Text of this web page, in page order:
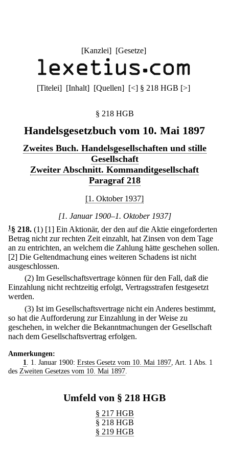
[Kanzlei] [Gesetze]
[Titelei] [Inhalt] [Quellen] [<] § 218 HGB [>]
§ 218 HGB
Handelsgesetzbuch vom 10. Mai 1897
Zweites Buch. Handelsgesellschaften und stille
Gesellschaft
Zweiter Abschnitt. Kommanditgesellschaft
Paragraf 218
[1. Oktober 1937]
[1. Januar 1900–1. Oktober 1937]
1 § 218. (1) [1] Ein Aktionär, der den auf die Aktie eingeforderten
Betrag nicht zur rechten Zeit einzahlt, hat Zinsen von dem Tage
an zu entrichten, an welchem die Zahlung hätte geschehen sollen.
[2] Die Geltendmachung eines weiteren Schadens ist nicht
ausgeschlossen.
(2) Im Gesellschaftsvertrage können für den Fall, daß die
Einzahlung nicht rechtzeitig erfolgt, Vertragsstrafen festgesetzt
werden.
(3) Ist im Gesellschaftsvertrage nicht ein Anderes bestimmt,
so hat die Aufforderung zur Einzahlung in der Weise zu
geschehen, in welcher die Bekanntmachungen der Gesellschaft
nach dem Gesellschaftsvertrag erfolgen.
Anmerkungen:
1
. 1. Januar 1900: Erstes Gesetz vom 10. Mai 1897, Art. 1 Abs. 1
des Zweiten Gesetzes vom 10. Mai 1897
Umfeld von § 218 HGB
§ 217 HGB
§ 218 HGB
§ 219 HGB